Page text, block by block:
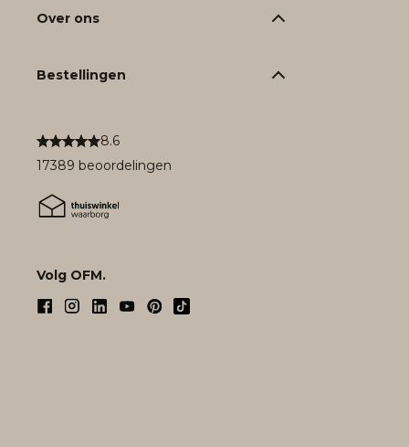
8.6
17389 beoordelingen
Volg OFM.
Over ons
Bestellingen